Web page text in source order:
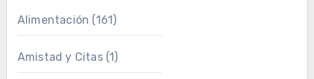
Alimentación (161)
Amistad y Citas(1)